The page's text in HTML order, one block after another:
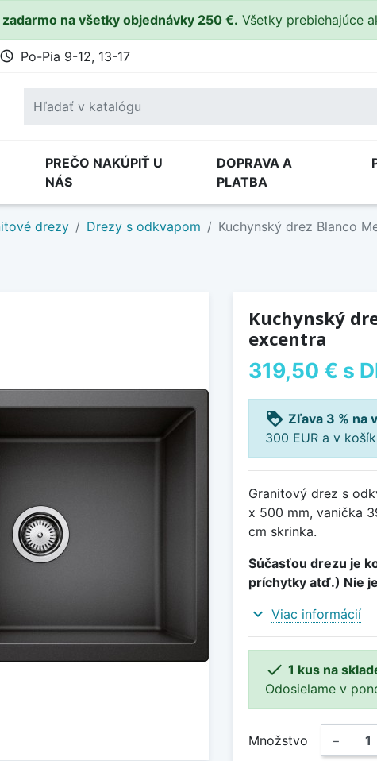
na všetky objednávky 250 €. Všetky prebiehajúce
access_time Po-Pia 9-12, 13-17
PREČO NAKÚPIŤ U
NÁS
DOPRAVA A
PLATBA
drezy Drezy s odkvapom Kuchynský drez Blanco
Kuchynský
excentra
319,50 € s
loyalty Zľava 3 % na
300 EUR a v
Granitový drez s
x 500 mm, vanička
cm skrinka.
Súčasťou drezu je
príchytky atď.) Nie
expand_more Viac informácií
 1 kus na
Odosielame v
Množstvo −